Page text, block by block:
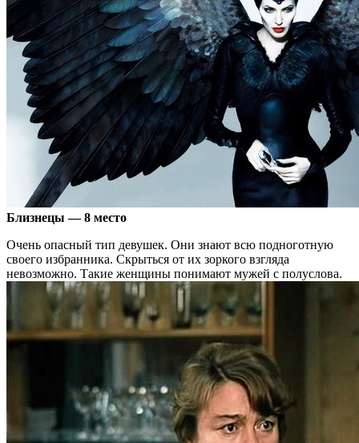
Близнецы — 8 место
Очень опасный тип девушек. Они знают всю подноготную
своего избранника. Скрыться от их зоркого взгляда
невозможно. Такие женщины понимают мужей с полуслова.